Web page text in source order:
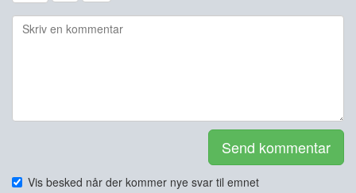
Send kommentar
Vis besked når der kommer nye svar til emnet